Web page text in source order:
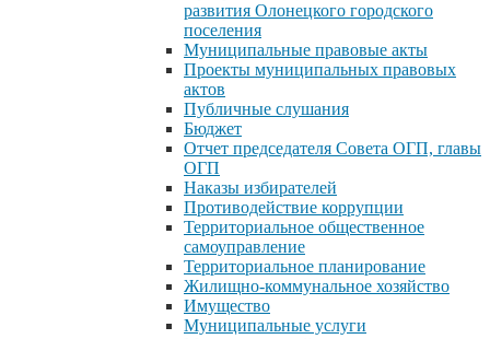
развития Олонецкого городского
поселения
Муниципальные правовые акты
Проекты муниципальных правовых
актов
Публичные слушания
Бюджет
Отчет председателя Совета ОГП, главы
ОГП
Наказы избирателей
Противодействие коррупции
Территориальное общественное
самоуправление
Территориальное планирование
Жилищно-коммунальное хозяйство
Имущество
Муниципальные услуги